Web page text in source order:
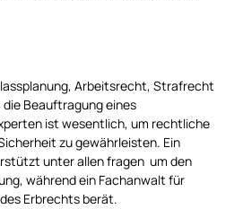
Arbeitsrecht, Strafrecht
Beauftragung eines
ist wesentlich, um rechtliche
zu gewährleisten. Ein
unter allen fragen um den
während ein Fachanwalt für
Erbrechts berät.